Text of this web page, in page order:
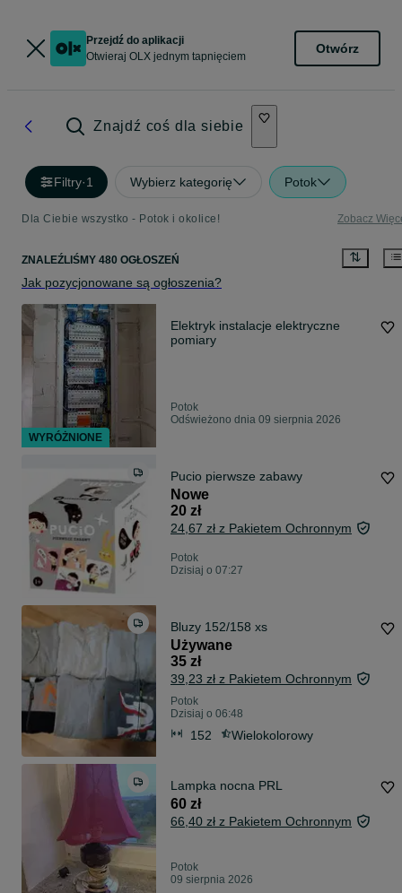
Przejdź do aplikacji
Otwieraj OLX jednym tapnięciem
Otwórz
Znajdź coś dla siebie
Filtry·1 Wybierz kategorię Potok
Dla Ciebie wszystko - Potok i okolice! Zobacz
ZNALEŹLIŚMY 480 OGŁOSZEŃ
Jak pozycjonowane są ogłoszenia?
Elektryk instalacje elektryczne
pomiary
Potok
Odświeżono dnia 09 sierpnia 2026
Pucio pierwsze zabawy
Nowe
20 zł
24,67 zł z Pakietem Ochronnym
Potok
Dzisiaj o 07:27
Bluzy 152/158 xs
Używane
35 zł
39,23 zł z Pakietem Ochronnym
Potok
Dzisiaj o 06:48
152 Wielokolorowy
Lampka nocna PRL
60 zł
66,40 zł z Pakietem Ochronnym
Potok
09 sierpnia 2026
WYRÓŻNIONE